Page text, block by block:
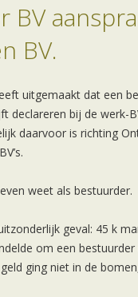
BV
BV.
uitgemaakt dat een
declareren bij de werk-
daarvoor is richting
weet als bestuurder.
geval: 45 k
om een
ging niet in de